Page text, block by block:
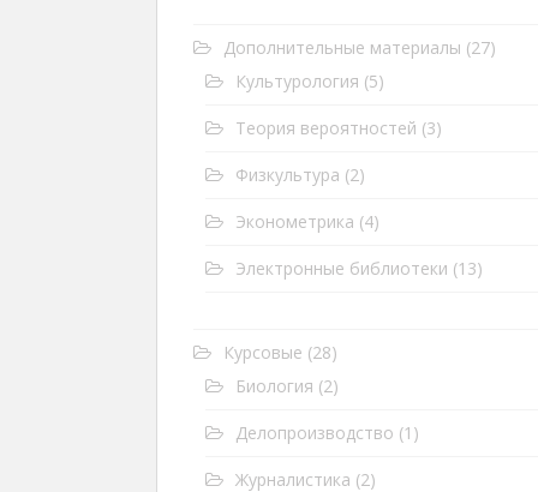
Дополнительные материалы (27)
Культурология (5)
Теория вероятностей (3)
Физкультура (2)
Эконометрика (4)
Электронные библиотеки (13)
Курсовые (28)
Биология (2)
Делопроизводство (1)
Журналистика (2)